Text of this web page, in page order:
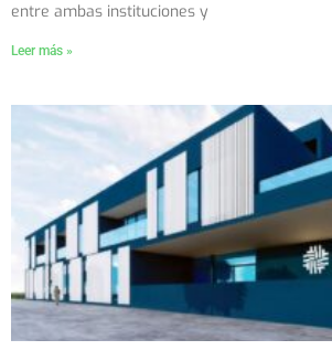
entre ambas instituciones y
Leer más »